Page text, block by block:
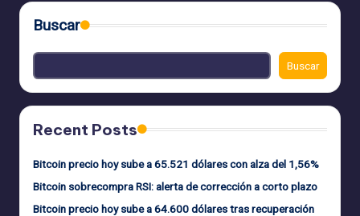
Buscar
Buscar
Recent Posts
Bitcoin precio hoy sube a 65.521 dólares con alza del 1,56%
Bitcoin sobrecompra RSI: alerta de corrección a corto plazo
Bitcoin precio hoy sube a 64.600 dólares tras recuperación